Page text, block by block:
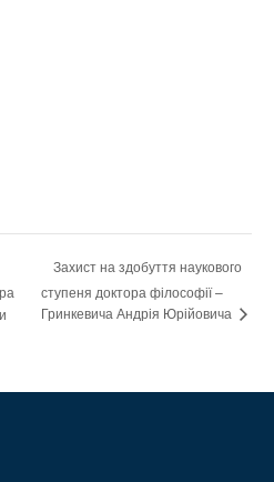
Захист на здобуття наукового
ступеня доктора філософії –
Гринкевича Андрія Юрійовича